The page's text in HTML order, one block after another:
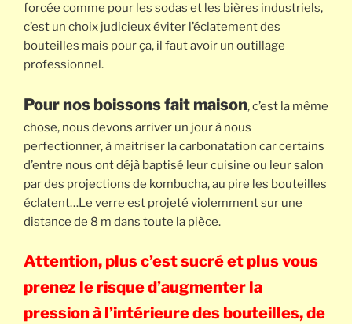
forcée comme pour les sodas et les bières industriels,
c’est un choix judicieux éviter l’éclatement des
bouteilles mais pour ça, il faut avoir un outillage
professionnel.
Pour nos boissons fait maison, c’est la même
chose, nous devons arriver un jour à nous
perfectionner, à maitriser la carbonatation car certains
d’entre nous ont déjà baptisé leur cuisine ou leur salon
par des projections de kombucha, au pire les bouteilles
éclatent…Le verre est projeté violemment sur une
distance de 8 m dans toute la pièce.
Attention, plus c’est sucré et plus vous
prenez le risque d’augmenter la
pression à l’intérieure des bouteilles, de